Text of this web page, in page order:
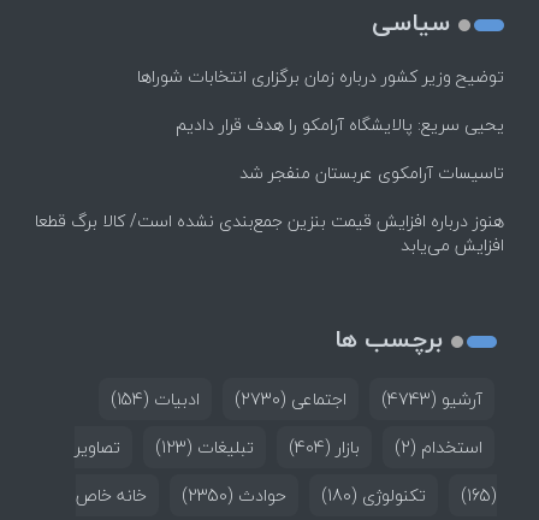
سیاسی
توضیح وزیر کشور درباره زمان برگزاری انتخابات شوراها
یحیی سریع: پالایشگاه آرامکو را هدف قرار دادیم
تاسیسات آرامکوی عربستان منفجر شد
هنوز درباره افزایش قیمت بنزین جمع‌بندی نشده است/ کالا برگ قطعا
افزایش می‌یابد
برچسب ها
آرشیو (4743) اجتماعی (2730) ادبیات (154)
استخدام (2) بازار (404) تبلیغات (123)
تصاویر
(165)
تکنولوژی (180) حوادث (2350) خانه خاص